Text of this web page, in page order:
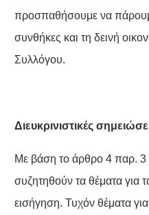
προσπαθήσουμε να
συνθήκες και τη δεινή
Συλλόγου.
Διευκρινιστικές
Με βάση το άρθρο 4 παρ. 3
συζητηθούν τα θέματα για
εισήγηση. Τυχόν θέματα